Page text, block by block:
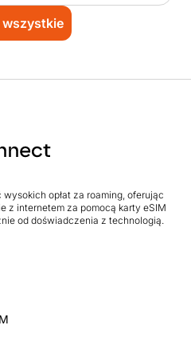
wszystkie
opłat za roaming, oferując
z internetem za pomocą karty eSIM
od doświadczenia z technologią.